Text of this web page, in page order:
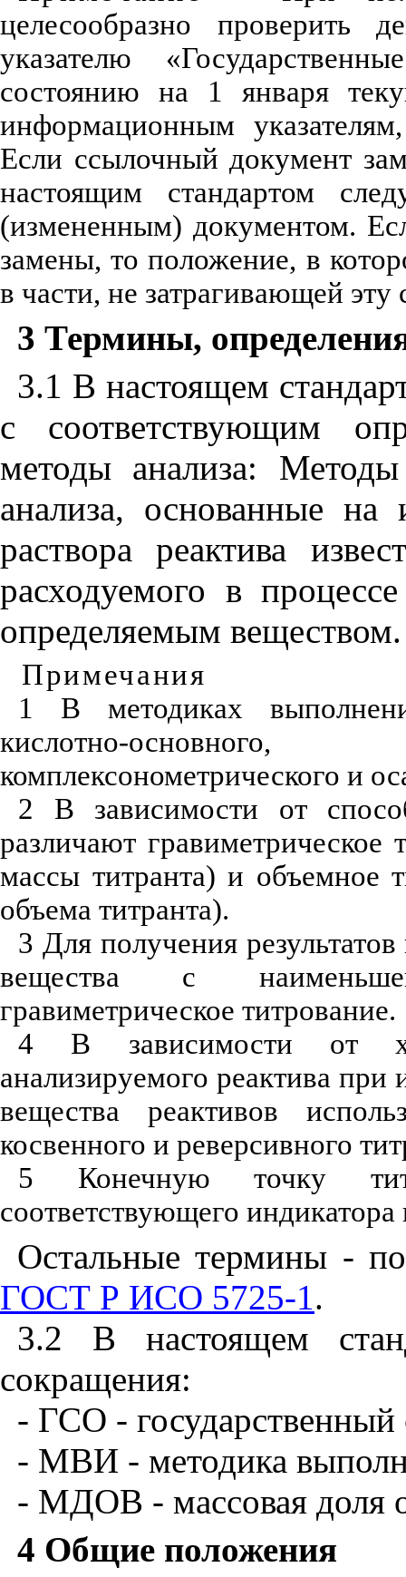
целесообразно проверить
указателю
состоянию на 1 января
информационным
Если ссылочный документ
настоящим стандартом
(измененным) документом.
замены, то положение, в
в части, не затрагивающей эту
3 Термины,
3.1 В настоящем
с соответствующим
методы анализа: Методы
анализа, основанные
раствора реактива
расходуемого в
определяемым веществом.
Примечания
1 В методиках
кислотно-основного,
комплексонометрического и
2 В зависимости от
различают гравиметрическое
массы титранта) и объемное
объема титранта).
3 Для получения
вещества с
гравиметрическое титрование.
4 В зависимости от
анализируемого реактива
вещества реактивов
косвенного и реверсивного
5 Конечную точку
соответствующего
Остальные термины -
ГОСТ Р ИСО 5725-1.
3.2 В настоящем
сокращения:
- ГСО - государственный
- МВИ - методика
- МДОВ - массовая доля
4 Общие положения